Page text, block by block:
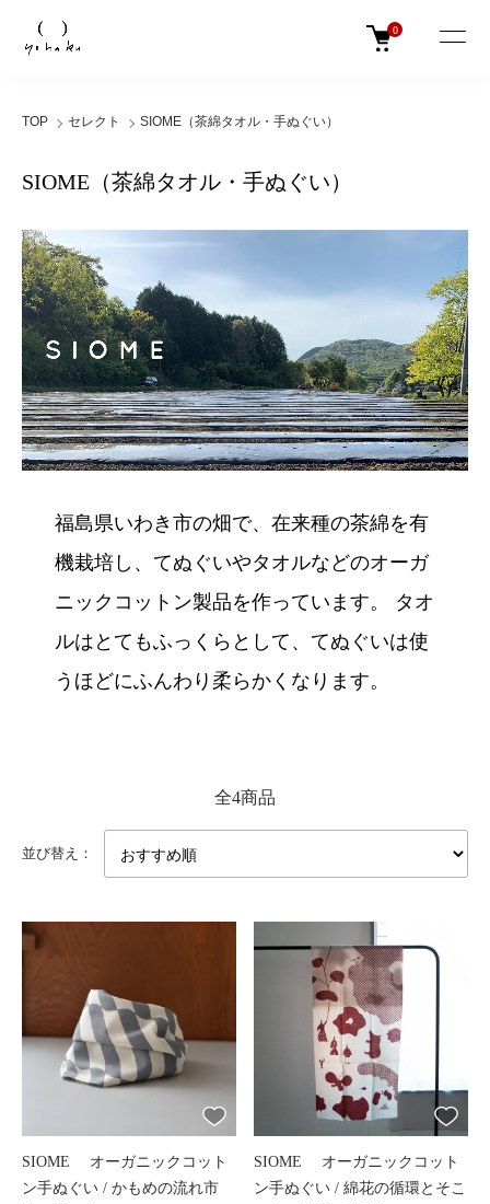
0
TOP セレクト SIOME（茶綿タオル・手ぬぐい）
SIOME（茶綿タオル・手ぬぐい）
福島県いわき市の畑で、在来種の茶綿を有
機栽培し、てぬぐいやタオルなどのオーガ
ニックコットン製品を作っています。 タオ
ルはとてもふっくらとして、てぬぐいは使
うほどにふんわり柔らかくなります。
全4商品
並び替え：
SIOME オーガニックコット
ン手ぬぐい / かもめの流れ市
SIOME オーガニックコット
ン手ぬぐい / 綿花の循環とそこ